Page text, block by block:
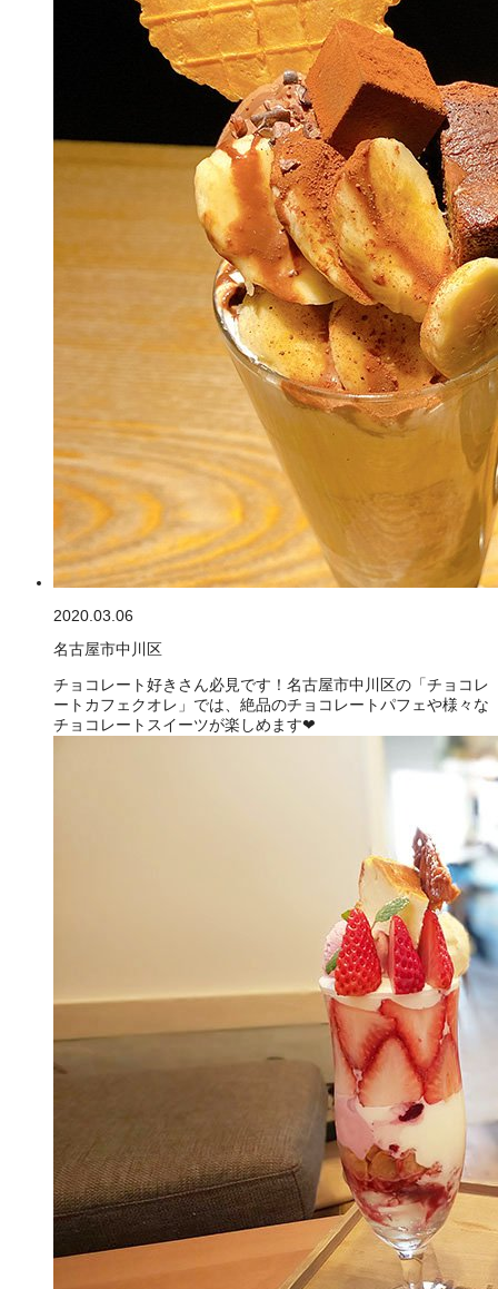
2020.03.06
名古屋市中川区
チョコレート好きさん必見です！名古屋市中川区の「チョコレ
ートカフェクオレ」では、絶品のチョコレートパフェや様々な
チョコレートスイーツが楽しめます❤